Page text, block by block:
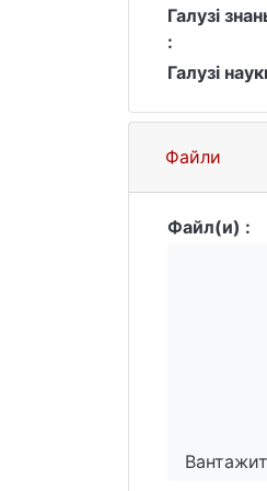
до
дійшли до
із тими
та
Галузі
:
Галузі
Файли
Файл(и) :